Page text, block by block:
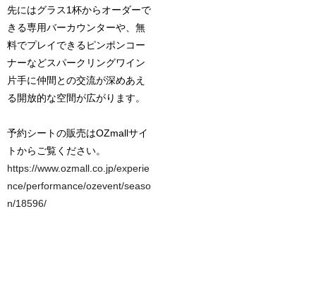
先にはグラス1杯からオーダーで
きる専用バーカウンターや、無
料でプレイできるピンポンコー
ナーなどスパークリングワイン
片手に仲間との交流が深めあえ
る開放的な空間が広がります。
予約シートの販売はOZmallサイ
トからご覧ください。
https://www.ozmall.co.jp/experie
nce/performance/ozevent/seaso
n/18596/